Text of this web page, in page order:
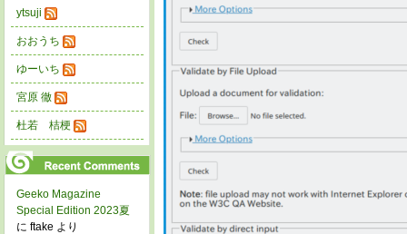
ytsuji
おおうち
ゆーいち
宮原 徹
杜若 桔梗
Geeko Magazine
Special Edition 2023夏
に ftake より